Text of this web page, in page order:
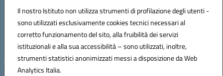
Il nostro Istituto non utilizza strumenti di profilazione degli utenti -
sono utilizzati esclusivamente cookies tecnici necessari al
corretto funzionamento del sito, alla fruibilità dei servizi
istituzionali e alla sua accessibilità – sono utilizzati, inoltre,
strumenti statistici anonimizzati messi a disposizione da Web
Analytics Italia.
Codice fiscale: 97664620586
Codice meccanografico:RMIC8CW00P
Codice Indice delle Pubbliche Amministrazioni (IPA): istsc_RMIC8CW00P
Codice unico di fatturazione (CUF): UFA4NE